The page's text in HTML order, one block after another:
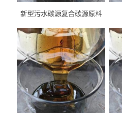
新型污水碳源复合碳源原料